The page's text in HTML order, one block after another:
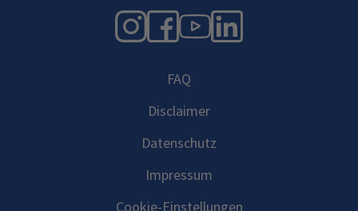
Instagram
Facebook
YouTube
LinkedIn
FAQ
Disclaimer
Datenschutz
Impressum
Cookie-Einstellungen